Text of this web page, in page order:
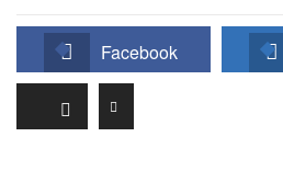
Facebook